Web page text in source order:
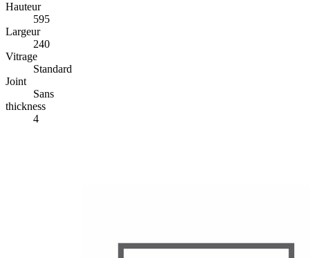
Hauteur
595
Largeur
240
Vitrage
Standard
Joint
Sans
thickness
4